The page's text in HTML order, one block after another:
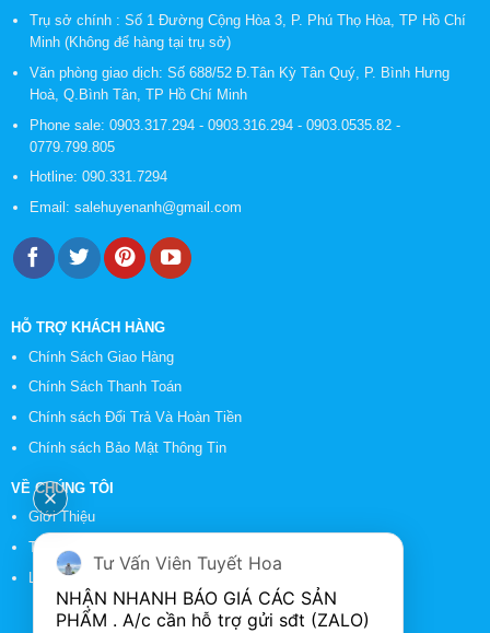
Trụ sở chính : Số 1 Đường Cộng Hòa 3, P. Phú Thọ Hòa, TP Hồ Chí
Minh (Không để hàng tại trụ sở)
Văn phòng giao dịch: Số 688/52 Đ.Tân Kỳ Tân Quý, P. Bình Hưng
Hoà, Q.Bình Tân, TP Hồ Chí Minh
Phone sale: 0903.317.294 - 0903.316.294 - 0903.0535.82 -
0779.799.805
Hotline: 090.331.7294
Email: salehuyenanh@gmail.com
HỖ TRỢ KHÁCH HÀNG
Chính Sách Giao Hàng
Chính Sách Thanh Toán
Chính sách Đổi Trả Và Hoàn Tiền
Chính sách Bảo Mật Thông Tin
VỀ CHÚNG TÔI
Giới Thiệu
Tin Tức
Liên Hệ
Tư Vấn Viên Tuyết Hoa
NHẬN NHANH BÁO GIÁ CÁC SẢN
PHẨM . A/c cần hỗ trợ gửi sđt (ZALO)